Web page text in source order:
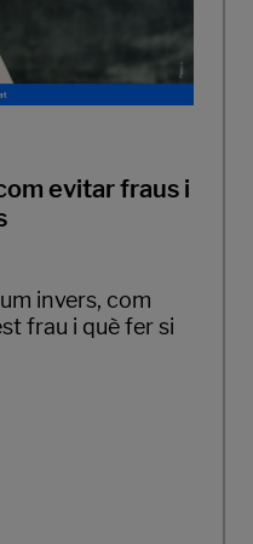
evitar fraus i
invers, com
frau i què fer si